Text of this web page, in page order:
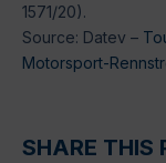
1571/20).
Source: Datev –
Motorsport-
SHARE THIS